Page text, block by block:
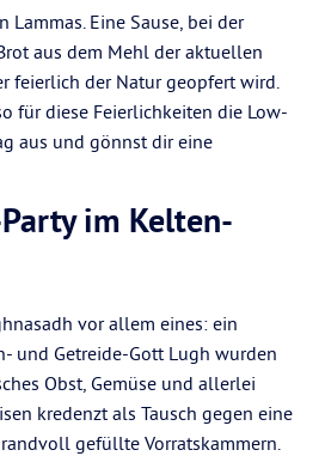
Lammas. Eine Sause, bei der
aus dem Mehl der aktuellen
feierlich der Natur geopfert wird.
für diese Feierlichkeiten die Low-
aus und gönnst dir eine
im Kelten-
vor allem eines: ein
und Getreide-Gott Lugh wurden
Obst, Gemüse und allerlei
kredenzt als Tausch gegen eine
gefüllte Vorratskammern.